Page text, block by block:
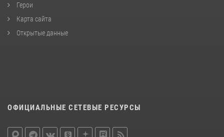
Герои
Карта сайта
Открытые данные
ОФИЦИАЛЬНЫЕ СЕТЕВЫЕ РЕСУРСЫ